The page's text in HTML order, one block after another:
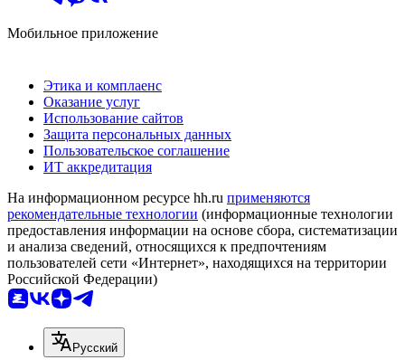
Мобильное приложение
Этика и комплаенс
Оказание услуг
Использование сайтов
Защита персональных данных
Пользовательское соглашение
ИТ аккредитация
На информационном ресурсе hh.ru применяются
рекомендательные технологии (информационные технологии
предоставления информации на основе сбора, систематизации
и анализа сведений, относящихся к предпочтениям
пользователей сети «Интернет», находящихся на территории
Российской Федерации)
Русский